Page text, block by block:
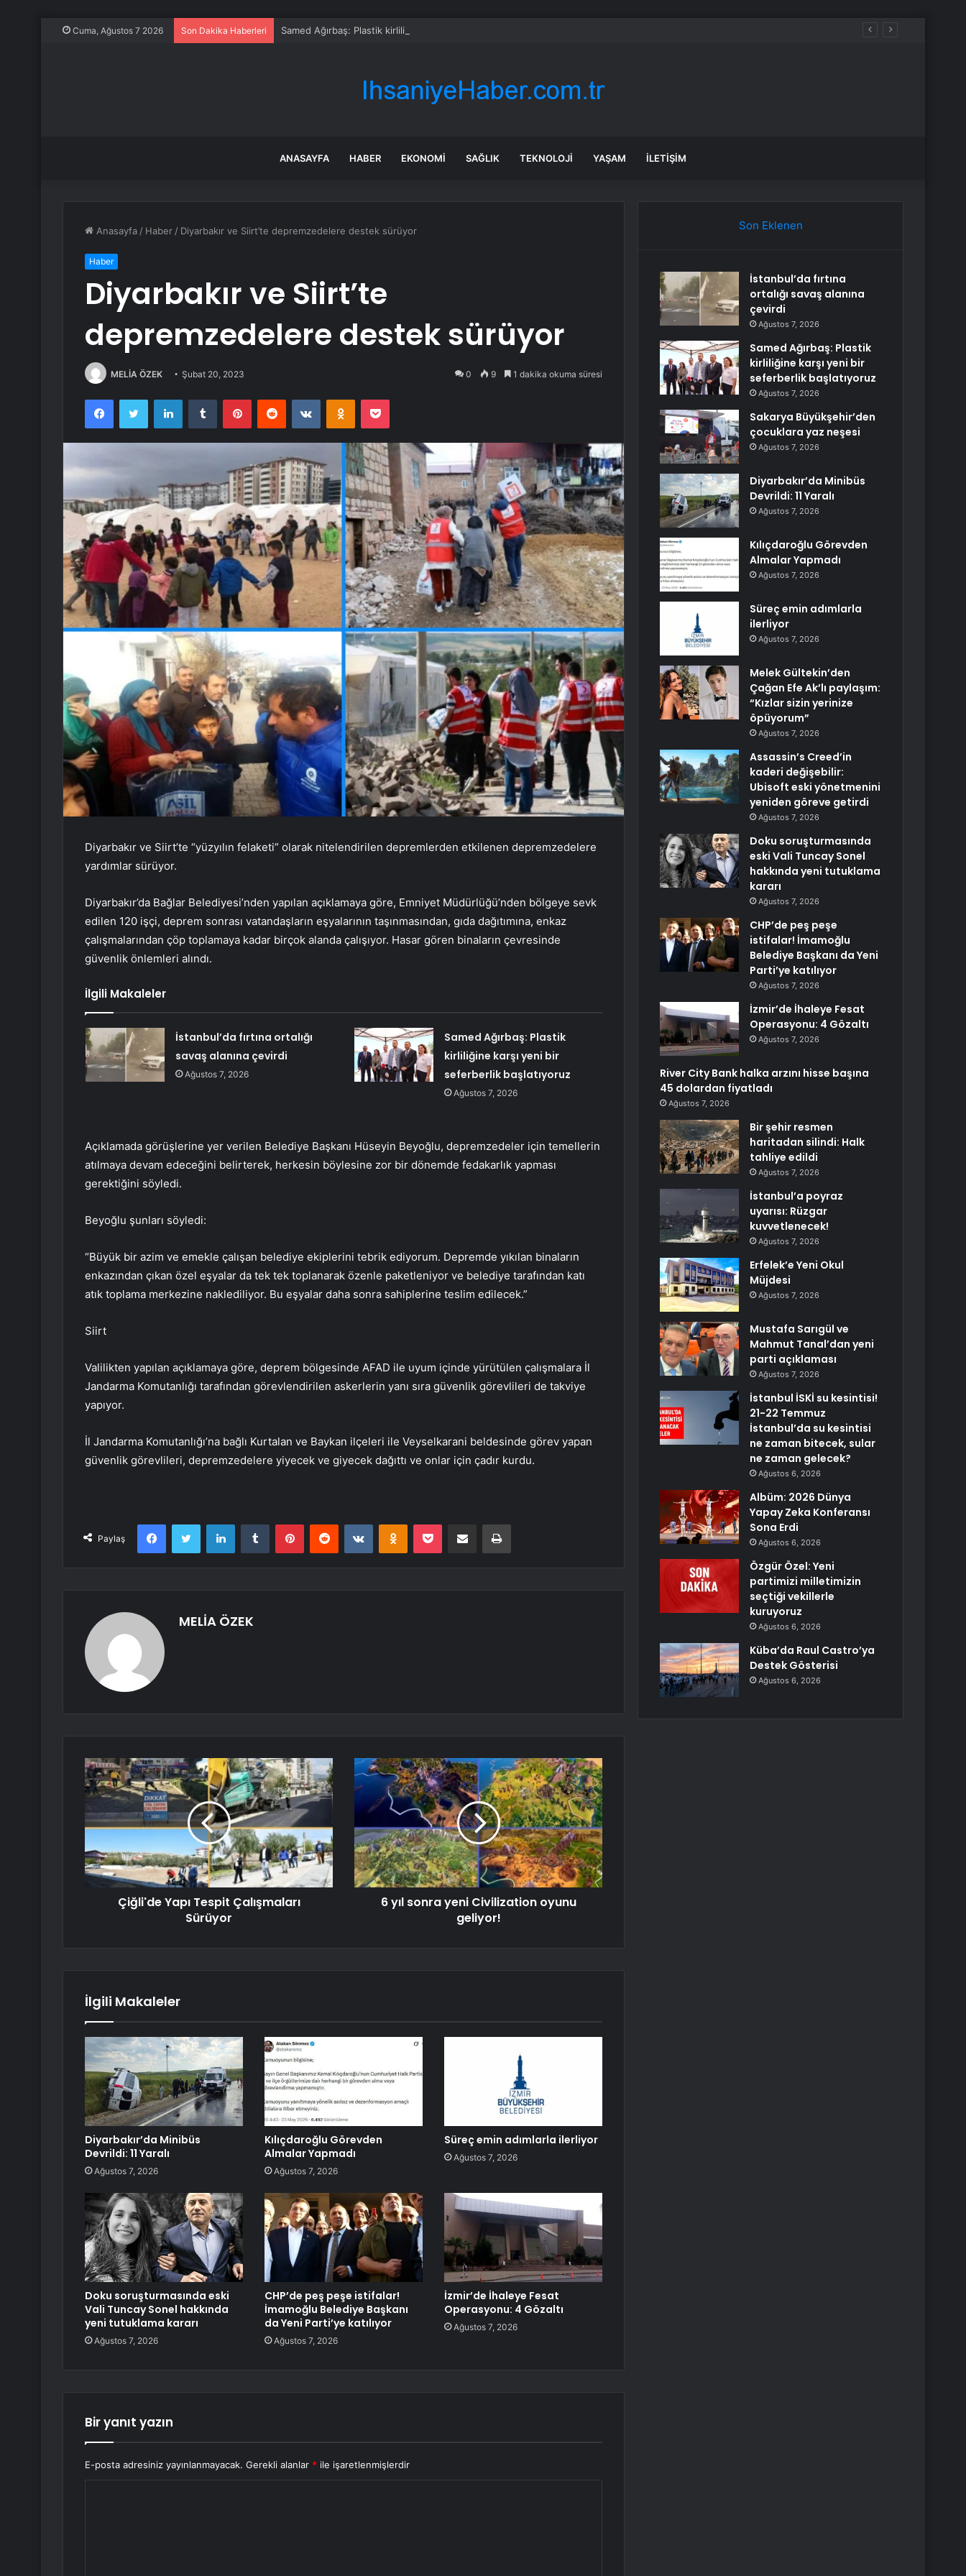
Cuma, Ağustos 7 2026 Son Dakika Haberleri Samed Ağırbaş: Plastik kirliliğine karşı yeni bir seferberlik başlatıyoruz
ANASAYFA HABER EKONOMI SAĞLIK TEKNOLOJI YAŞAM İLETIŞIM
Anasayfa / Haber / Diyarbakır ve Siirt’te depremzedelere destek sürüyor
Haber
Diyarbakır ve Siirt’te
depremzedelere destek sürüyor
MELİA ÖZEK Şubat 20, 2023 0 9 1 dakika okuma süresi
FacebookTwitter LinkedInTumblr PinterestReddit VKontakteOdnoklassniki
Pocket
Diyarbakır ve Siirt’te “yüzyılın felaketi” olarak nitelendirilen depremlerden etkilenen depremzedelere
yardımlar sürüyor.
Diyarbakır’da Bağlar Belediyesi’nden yapılan açıklamaya göre, Emniyet Müdürlüğü’nden bölgeye sevk
edilen 120 işçi, deprem sonrası vatandaşların eşyalarının taşınmasından, gıda dağıtımına, enkaz
çalışmalarından çöp toplamaya kadar birçok alanda çalışıyor. Hasar gören binaların çevresinde
güvenlik önlemleri alındı.
İlgili Makaleler
İstanbul’da fırtına ortalığı
savaş alanına çevirdi
Ağustos 7, 2026
Samed Ağırbaş: Plastik
kirliliğine karşı yeni bir
seferberlik başlatıyoruz
Ağustos 7, 2026
Açıklamada görüşlerine yer verilen Belediye Başkanı Hüseyin Beyoğlu, depremzedeler için temellerin
atılmaya devam edeceğini belirterek, herkesin böylesine zor bir dönemde fedakarlık yapması
gerektiğini söyledi.
Beyoğlu şunları söyledi:
“Büyük bir azim ve emekle çalışan belediye ekiplerini tebrik ediyorum. Depremde yıkılan binaların
enkazından çıkan özel eşyalar da tek tek toplanarak özenle paketleniyor ve belediye tarafından katı
atık toplama merkezine naklediliyor. Bu eşyalar daha sonra sahiplerine teslim edilecek.”
Siirt
Valilikten yapılan açıklamaya göre, deprem bölgesinde AFAD ile uyum içinde yürütülen çalışmalara İl
Jandarma Komutanlığı tarafından görevlendirilen askerlerin yanı sıra güvenlik görevlileri de takviye
yapıyor.
İl Jandarma Komutanlığı’na bağlı Kurtalan ve Baykan ilçeleri ile Veyselkarani beldesinde görev yapan
güvenlik görevlileri, depremzedelere yiyecek ve giyecek dağıttı ve onlar için çadır kurdu.
Paylaş
FacebookTwitter LinkedInTumblr PinterestReddit VKontakteOdnoklassniki
Pocket E-Posta ile paylaş Yazdır
MELİA ÖZEK
Çiğli'de Yapı Tespit Çalışmaları
Sürüyor
6 yıl sonra yeni Civilization oyunu
geliyor!
İlgili Makaleler
Diyarbakır’da Minibüs
Devrildi: 11 Yaralı
Ağustos 7, 2026
Kılıçdaroğlu Görevden
Almalar Yapmadı
Ağustos 7, 2026
Süreç emin adımlarla ilerliyor
Ağustos 7, 2026
Doku soruşturmasında eski
Vali Tuncay Sonel hakkında
yeni tutuklama kararı
Ağustos 7, 2026
CHP’de peş peşe istifalar!
İmamoğlu Belediye Başkanı
da Yeni Parti’ye katılıyor
Ağustos 7, 2026
İzmir’de İhaleye Fesat
Operasyonu: 4 Gözaltı
Ağustos 7, 2026
Bir yanıt yazın
E-posta adresiniz yayınlanmayacak. Gerekli alanlar * ile işaretlenmişlerdir
Son Eklenen
İstanbul’da fırtına
ortalığı savaş alanına
çevirdi
Ağustos 7, 2026
Samed Ağırbaş: Plastik
kirliliğine karşı yeni bir
seferberlik başlatıyoruz
Ağustos 7, 2026
Sakarya Büyükşehir’den
çocuklara yaz neşesi
Ağustos 7, 2026
Diyarbakır’da Minibüs
Devrildi: 11 Yaralı
Ağustos 7, 2026
Kılıçdaroğlu Görevden
Almalar Yapmadı
Ağustos 7, 2026
Süreç emin adımlarla
ilerliyor
Ağustos 7, 2026
Melek Gültekin’den
Çağan Efe Ak’lı paylaşım:
“Kızlar sizin yerinize
öpüyorum”
Ağustos 7, 2026
Assassin’s Creed’in
kaderi değişebilir:
Ubisoft eski yönetmenini
yeniden göreve getirdi
Ağustos 7, 2026
Doku soruşturmasında
eski Vali Tuncay Sonel
hakkında yeni tutuklama
kararı
Ağustos 7, 2026
CHP’de peş peşe
istifalar! İmamoğlu
Belediye Başkanı da Yeni
Parti’ye katılıyor
Ağustos 7, 2026
İzmir’de İhaleye Fesat
Operasyonu: 4 Gözaltı
Ağustos 7, 2026
River City Bank halka arzını hisse başına
45 dolardan fiyatladı
Ağustos 7, 2026
Bir şehir resmen
haritadan silindi: Halk
tahliye edildi
Ağustos 7, 2026
İstanbul’a poyraz
uyarısı: Rüzgar
kuvvetlenecek!
Ağustos 7, 2026
Erfelek’e Yeni Okul
Müjdesi
Ağustos 7, 2026
Mustafa Sarıgül ve
Mahmut Tanal’dan yeni
parti açıklaması
Ağustos 7, 2026
İstanbul İSKİ su kesintisi!
21-22 Temmuz
İstanbul’da su kesintisi
ne zaman bitecek, sular
ne zaman gelecek?
Ağustos 6, 2026
Albüm: 2026 Dünya
Yapay Zeka Konferansı
Sona Erdi
Ağustos 6, 2026
Özgür Özel: Yeni
partimizi milletimizin
seçtiği vekillerle
kuruyoruz
Ağustos 6, 2026
Küba’da Raul Castro’ya
Destek Gösterisi
Ağustos 6, 2026